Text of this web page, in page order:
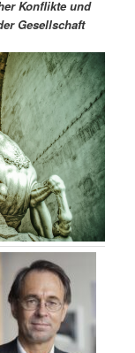
Konflikte und
Gesellschaft